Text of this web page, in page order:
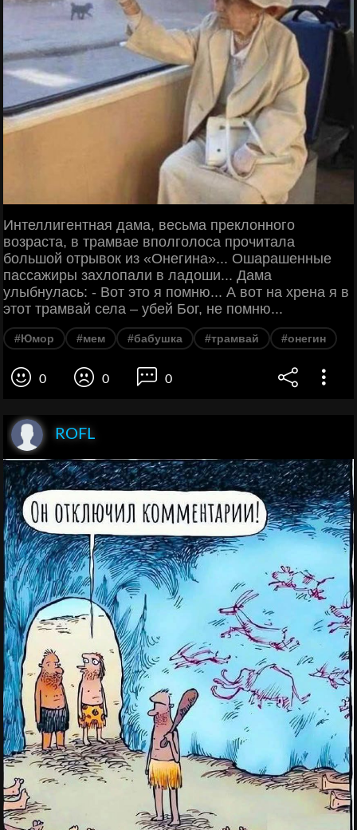
Интеллигентная дама, весьма преклонного
возраста, в трамвае вполголоса прочитала
большой отрывок из «Онегина»... Ошарашенные
пассажиры захлопали в ладоши... Дама
улыбнулась: - Вот это я помню... А вот на хрена я в
этот трамвай села – убей Бог, не помню...
#Юмор #мем #бабушка #трамвай #онегин
0 0 0
ROFL